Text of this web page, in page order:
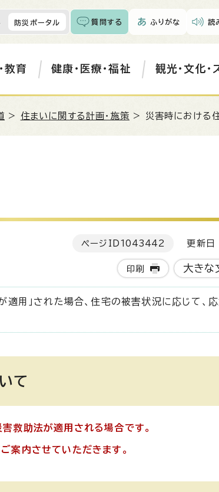
防災ポータル 質問する ふりがな 読
教育 健康・医療・福祉 観光・文化・
> 住まいに関する計画・施策 > 災害時における
ページID 1043442 更新日
印刷 大きな
用」された場合、住宅の被害状況に応じて、
て
救助法が適用される場合です。
案内させていただきます。